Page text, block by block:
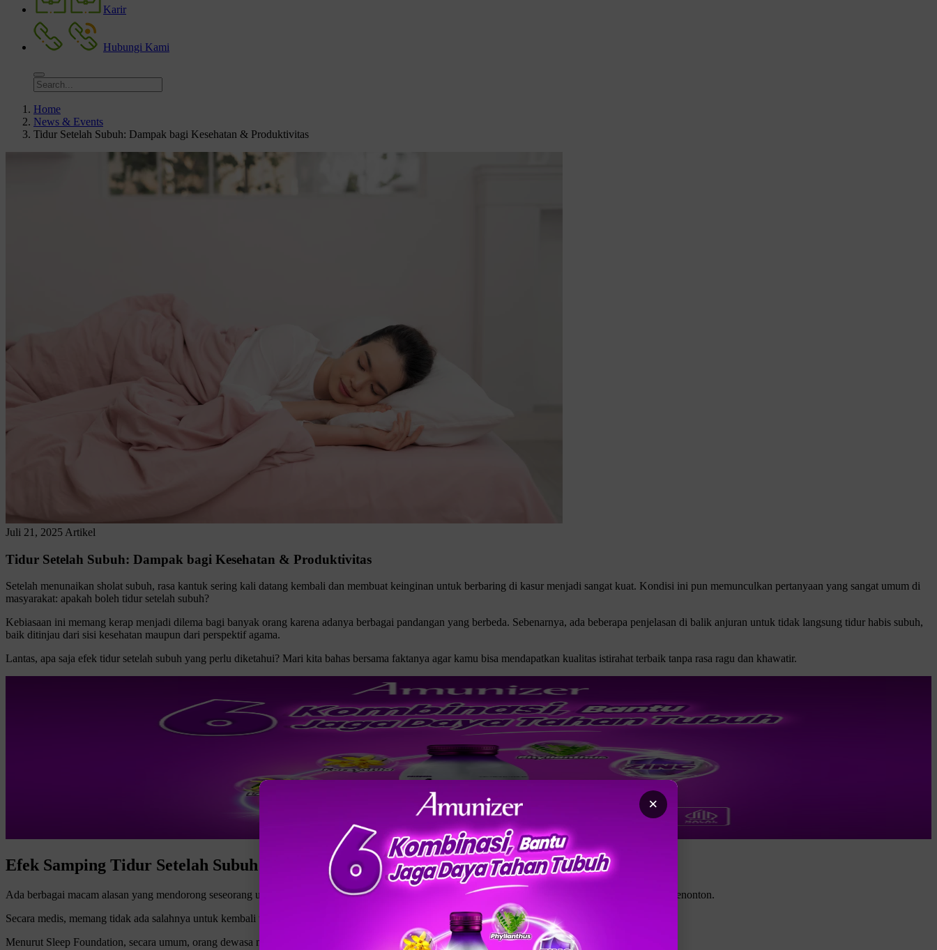
Karir
Hubungi Kami
Home
News & Events
Tidur Setelah Subuh: Dampak bagi Kesehatan & Produktivitas
Juli 21, 2025 Artikel
Tidur Setelah Subuh: Dampak bagi Kesehatan & Produktivitas
Setelah menunaikan sholat subuh, rasa kantuk sering kali datang kembali dan membuat keinginan untuk berbaring di kasur menjadi sangat kuat. Kondisi ini pun memunculkan pertanyaan yang sangat umum di
masyarakat: apakah boleh tidur setelah subuh?
Kebiasaan ini memang kerap menjadi dilema bagi banyak orang karena adanya berbagai pandangan yang berbeda. Sebenarnya, ada beberapa penjelasan di balik anjuran untuk tidak langsung tidur habis subuh,
baik ditinjau dari sisi kesehatan maupun dari perspektif agama.
Lantas, apa saja efek tidur setelah subuh yang perlu diketahui? Mari kita bahas bersama faktanya agar kamu bisa mendapatkan kualitas istirahat terbaik tanpa rasa ragu dan khawatir.
×
Efek Samping Tidur Setelah Subuh
Ada berbagai macam alasan yang mendorong seseorang untuk kembali tidur setelah subuh, misalnya terlalu lama kerja di malam hari atau kebanyakan menonton.
Secara medis, memang tidak ada salahnya untuk kembali tidur di pagi hari, terutama apabila durasi istirahat masih kurang.
Menurut Sleep Foundation, secara umum, orang dewasa membutuhkan setidaknya 7 jam untuk mendapatkan tidur yang berkualitas.